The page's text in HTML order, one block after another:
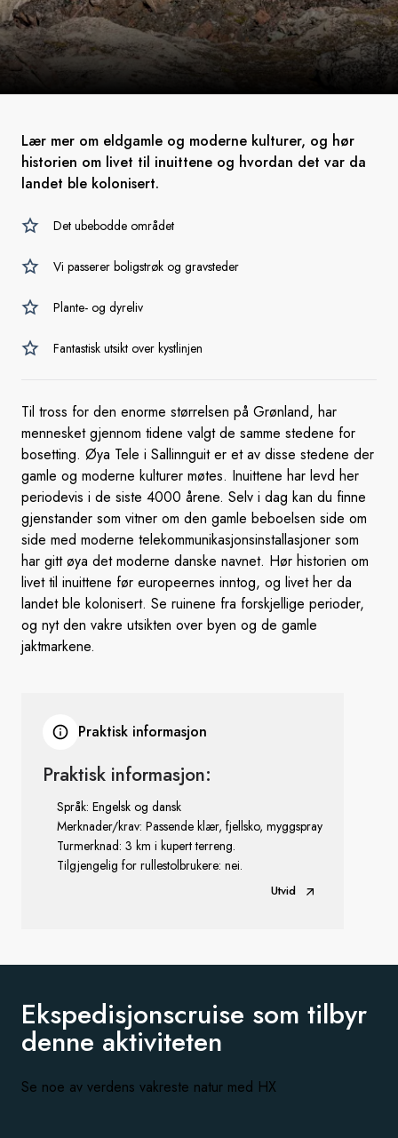
Lær mer om eldgamle og moderne kulturer, og hør
historien om livet til inuittene og hvordan det var da
landet ble kolonisert.
Det ubebodde området
Vi passerer boligstrøk og gravsteder
Plante- og dyreliv
Fantastisk utsikt over kystlinjen
Til tross for den enorme størrelsen på Grønland, har
mennesket gjennom tidene valgt de samme stedene for
bosetting. Øya Tele i Sallinnguit er et av disse stedene der
gamle og moderne kulturer møtes. Inuittene har levd her
periodevis i de siste 4000 årene. Selv i dag kan du finne
gjenstander som vitner om den gamle beboelsen side om
side med moderne telekommunikasjonsinstallasjoner som
har gitt øya det moderne danske navnet. Hør historien om
livet til inuittene før europeernes inntog, og livet her da
landet ble kolonisert. Se ruinene fra forskjellige perioder,
og nyt den vakre utsikten over byen og de gamle
jaktmarkene.
Praktisk informasjon
Praktisk informasjon:
Språk: Engelsk og dansk
Merknader/krav: Passende klær, fjellsko, myggspray
Turmerknad: 3 km i kupert terreng.
Tilgjengelig for rullestolbrukere: nei.
Utvid
Ekspedisjonscruise som tilbyr
denne aktiviteten
Se noe av verdens vakreste natur med HX